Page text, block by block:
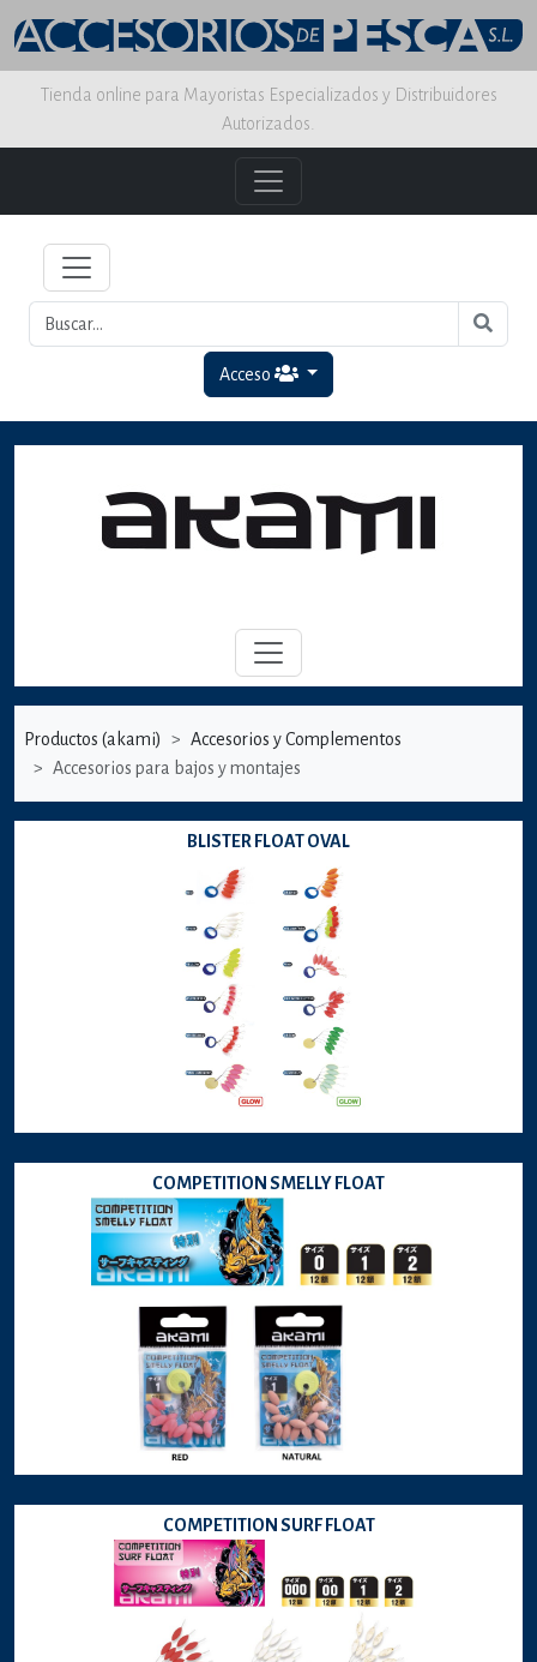
Tienda online para Mayoristas Especializados y Distribuidores
Autorizados.
Acceso
Productos (akami)
Accesorios y Complementos
Accesorios para bajos y montajes
BLISTER FLOAT OVAL
COMPETITION SMELLY FLOAT
COMPETITION SURF FLOAT